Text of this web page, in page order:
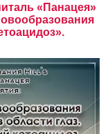
«Панацея»